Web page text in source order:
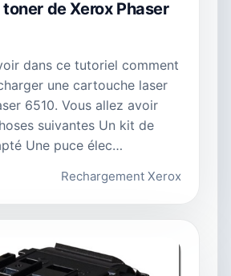
de Xerox Phaser
dans ce tutoriel comment
une cartouche laser
6510. Vous allez avoir
suivantes Un kit de
Une puce élec…
Rechargement Xerox